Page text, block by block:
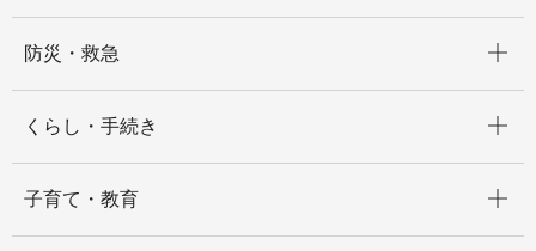
防災・救急
くらし・手続き
子育て・教育